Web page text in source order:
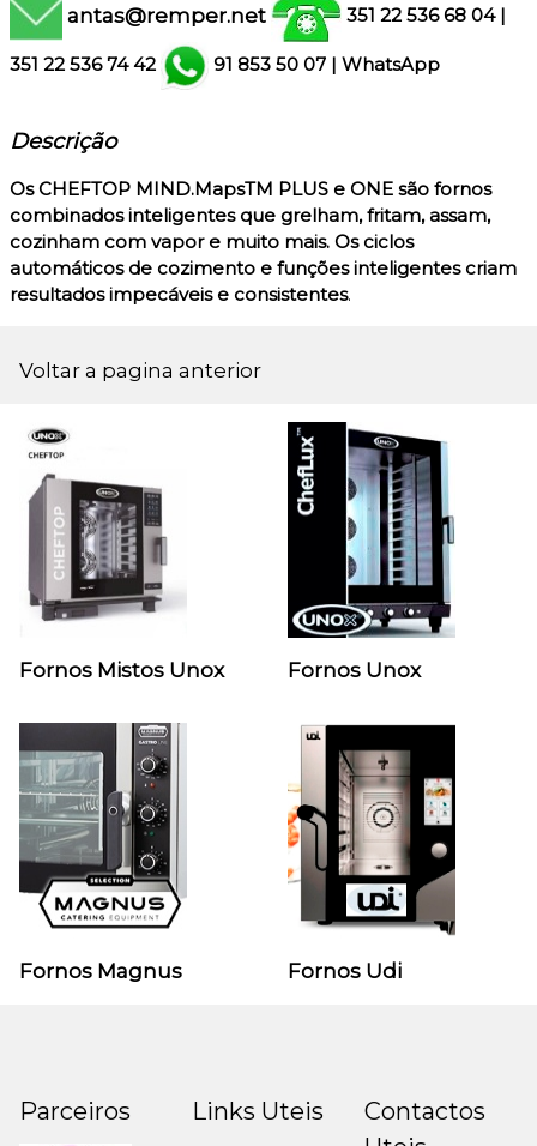
antas@remper.net 351 22 536 68 04 |
351 22 536 74 42 91 853 50 07 | WhatsApp
Descrição
OsCHEFTOP MIND.MapsTM PLUS e ONE são fornos
combinados inteligentes que grelham, fritam, assam,
cozinham com vapor e muito mais. Os ciclos
automáticos de cozimento e funções inteligentes criam
resultados impecáveis e consistentes.
Voltar a pagina anterior
Fornos Mistos Unox Fornos Unox
Fornos Magnus Fornos Udi
Parceiros Links Uteis
Contactos